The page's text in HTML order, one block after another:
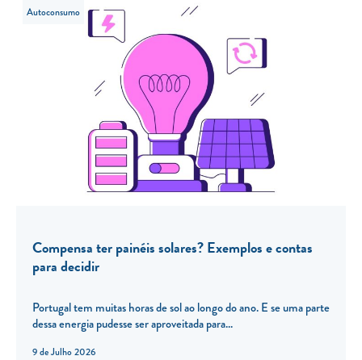
9 de Julho 2026
Autoconsumo
Compensa ter painéis solares? Exemplos e contas
para decidir
Portugal tem muitas horas de sol ao longo do ano. E se uma parte
dessa energia pudesse ser aproveitada para...